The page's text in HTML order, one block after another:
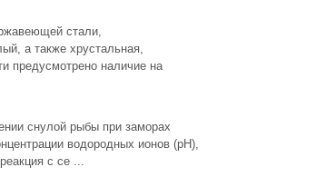
стали,
а также хрустальная,
предусмотрено наличие на
снулой рыбы при заморах
водородных ионов (рН),
с се ...